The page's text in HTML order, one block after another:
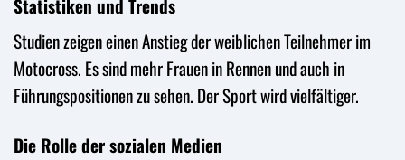
Statistiken und Trends
Studien zeigen einen Anstieg der weiblichen Teilnehmer im
Motocross. Es sind mehr Frauen in Rennen und auch in
Führungspositionen zu sehen. Der Sport wird vielfältiger.
Die Rolle der sozialen Medien